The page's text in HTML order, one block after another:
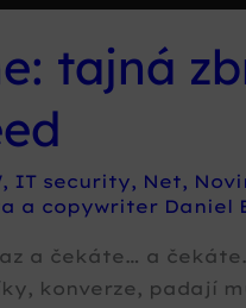
tajná
, IT security, Net,
a copywriter Daniel
a čekáte… a
konverze, padají